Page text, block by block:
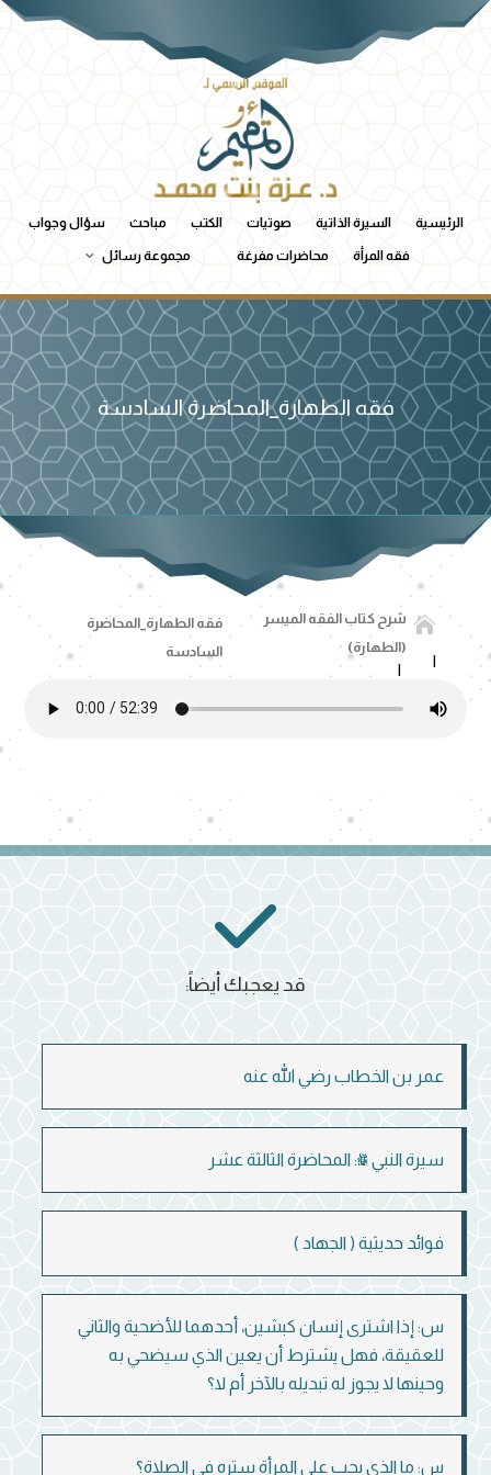
الرئيسية السيرة الذاتية صوتيات الكتب مباحث سؤال وجواب
فقه المرأة محاضرات مفرغة مجموعة رسائل
فقه الطهارة_المحاضرة السادسة
 شرح كتاب الفقه الميسر
(الطهارة)
فقه الطهارة_المحاضرة
السادسة
عمر بن الخطاب رضي الله عنه
سيرة النبي ﷺ: المحاضرة الثالثة عشر
فوائد حديثية ( الجهاد )
س: إذا اشترى إنسان كبشين، أحدهما للأضحية والثاني
للعقيقة، فهل يشترط أن يعين الذي سيضحي به
وحينها لا يجوز له تبديله بالآخر أم لا؟
س: ما الذي يجب على المرأة ستره في الصلاة؟
قد يعجبك أيضاً: